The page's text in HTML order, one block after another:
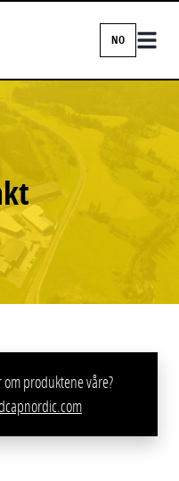
NO
produktene våre?